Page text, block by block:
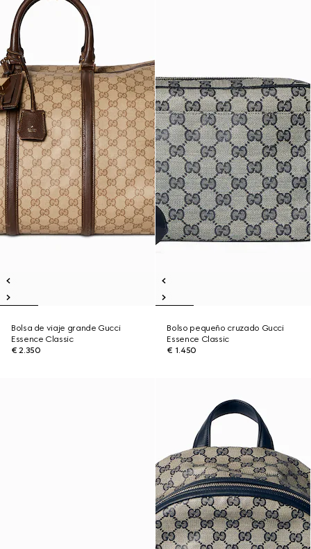
Bolsa de viaje grande Gucci
Essence Classic
€ 2.350
Bolso pequeño cruzado Gucci
Essence Classic
€ 1.450